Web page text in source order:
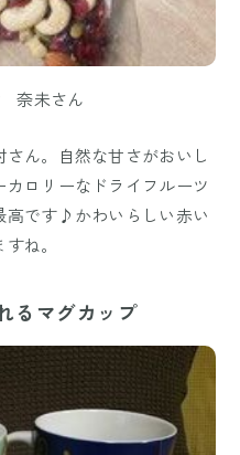
奈未さん
ん。自然な甘さがおいし
ロリーなドライフルーツ
高です♪かわいらしい赤い
ね。
るマグカップ